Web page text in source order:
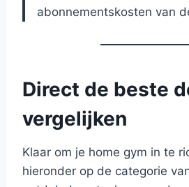
abonnementskosten van
Direct de beste
vergelijken
Klaar om je home gym in te
hieronder op de categorie